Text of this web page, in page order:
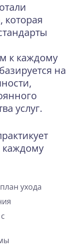
которая
к каждому
на
услуг.
каждому
ухода